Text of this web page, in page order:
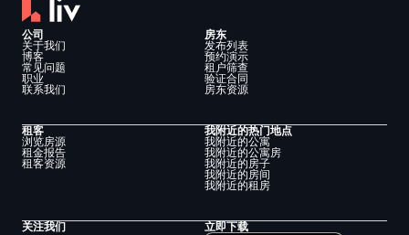
公司
关于我们
博客
常见问题
职业
联系我们
房东
发布列表
预约演示
租户筛查
验证合同
房东资源
租客
浏览房源
租金报告
租客资源
我附近的热门地点
我附近的公寓
我附近的公寓房
我附近的房子
我附近的房间
我附近的租房
关注我们 立即下载